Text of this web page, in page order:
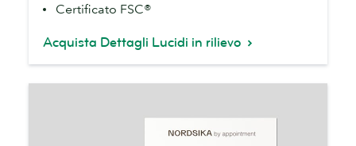
Certificato FSC®
Acquista Dettagli Lucidi in rilievo